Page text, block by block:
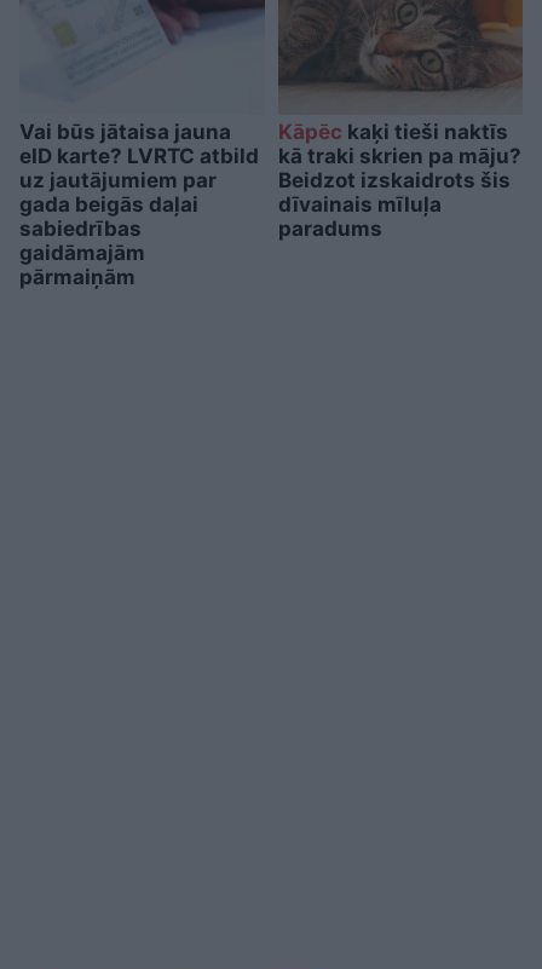
Vai būs jātaisa jauna
eID karte? LVRTC atbild
uz jautājumiem par
gada beigās daļai
sabiedrības
gaidāmajām
pārmaiņām
Kāpēc kaķi tieši naktīs
kā traki skrien pa māju?
Beidzot izskaidrots šis
dīvainais mīluļa
paradums